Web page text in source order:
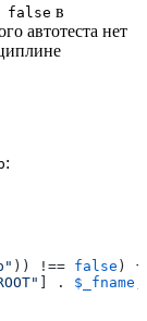
false в
автотеста нет
:
)) !== false ) {
] . $_fname